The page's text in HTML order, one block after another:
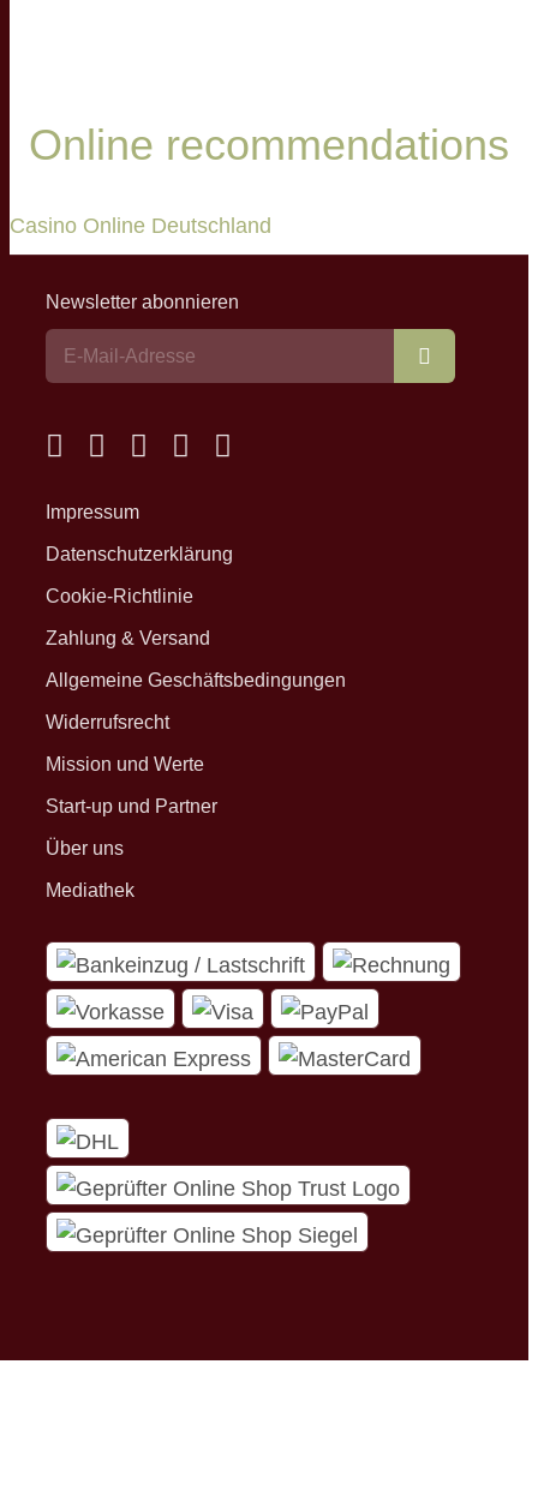
Online recommendations
Casino Online Deutschland
Newsletter abonnieren
Impressum
Datenschutzerklärung
Cookie-Richtlinie
Zahlung & Versand
Allgemeine Geschäftsbedingungen
Widerrufsrecht
Mission und Werte
Start-up und Partner
Über uns
Mediathek